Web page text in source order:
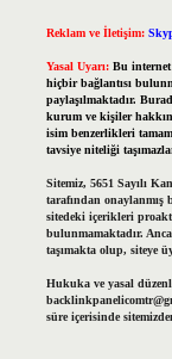
Reklam ve İletişim:
Yasal Uyarı: Bu
hiçbir bağlantısı
paylaşılmaktadır.
kurum ve kişiler
isim benzerlikleri
tavsiye niteliği
Sitemiz, 5651 Sayılı
tarafından onaylanmış
sitedeki içerikleri
bulunmamaktadır.
taşımakta olup, siteye
Hukuka ve yasal
süre içerisinde